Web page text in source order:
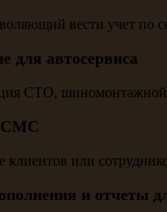
вести учет по
для автосервиса
СТО, шиномонтажной
СМС
клиентов или
и отчеты